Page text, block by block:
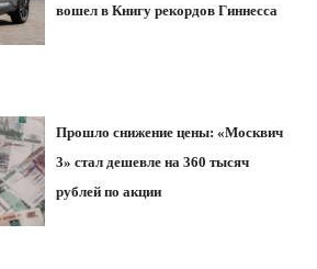
вошел в Книгу рекордов Гиннесса
Прошло снижение цены: «Москвич
3» стал дешевле на 360 тысяч
рублей по акции